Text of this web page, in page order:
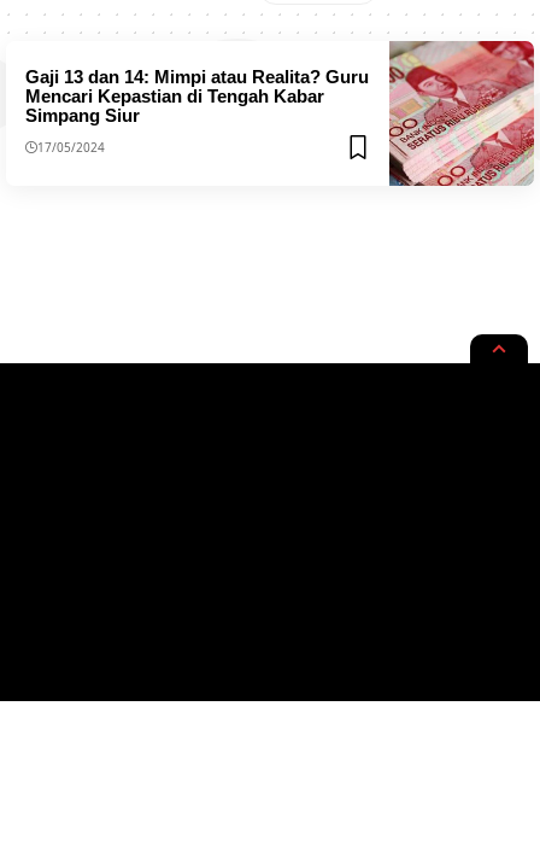
Gaji 13 dan 14: Mimpi atau Realita? Guru
Mencari Kepastian di Tengah Kabar
Simpang Siur
17/05/2024